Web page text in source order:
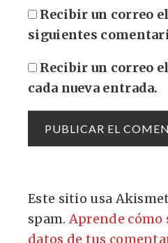
Recibir un correo
siguientes
Recibir un correo
cada nueva entrada.
Este sitio usa
spam.Aprende cómo
datos de tus